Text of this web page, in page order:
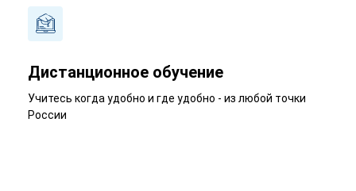
Дистанционное обучение
Учитесь когда удобно и где удобно - из любой точки
России